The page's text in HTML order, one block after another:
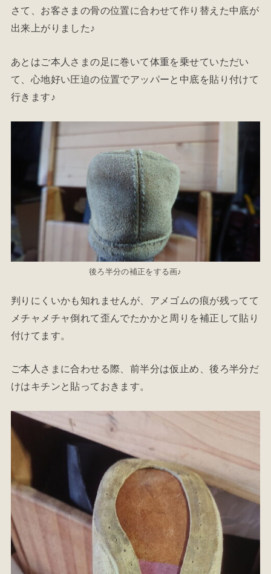
さて、お客さまの骨の位置に合わせて作り替えた中底が
出来上がりました♪
あとはご本人さまの足に巻いて体重を乗せていただい
て、心地好い圧迫の位置でアッパーと中底を貼り付けて
行きます♪
後ろ半分の補正をする画♪
判りにくいかも知れませんが、アメゴムの痕が残ってて
メチャメチャ倒れて歪んでたかかと周りを補正して貼り
付けてます。
ご本人さまに合わせる際、前半分は仮止め、後ろ半分だ
けはキチンと貼っておきます。